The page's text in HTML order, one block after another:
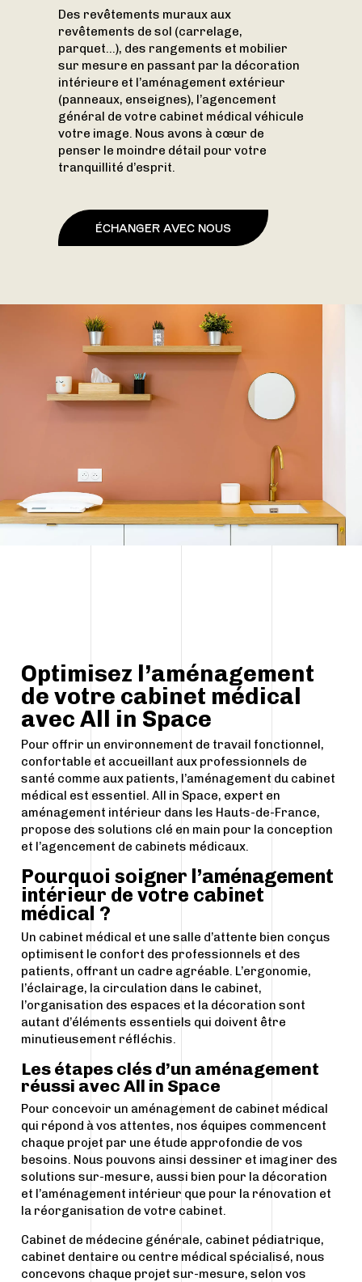
Des revêtements muraux aux
revêtements de sol (carrelage,
parquet…), des rangements et mobilier
sur mesure en passant par la décoration
intérieure et l’aménagement extérieur
(panneaux, enseignes), l’agencement
général de votre cabinet médical véhicule
votre image. Nous avons à cœur de
penser le moindre détail pour votre
tranquillité d’esprit.
ÉCHANGER AVEC NOUS
Optimisez l’aménagement
de votre cabinet médical
avec All in Space
Pour offrir un environnement de travail fonctionnel,
confortable et accueillant aux professionnels de
santé comme aux patients, l’aménagement du cabinet
médical est essentiel. All in Space, expert en
aménagement intérieur dans les Hauts-de-France,
propose des solutions clé en main pour la conception
et l’agencement de cabinets médicaux.
Pourquoi soigner l’aménagement
intérieur de votre cabinet
médical ?
Un cabinet médical et une salle d’attente bien conçus
optimisent le confort des professionnels et des
patients, offrant un cadre agréable. L’ergonomie,
l’éclairage, la circulation dans le cabinet,
l’organisation des espaces et la décoration sont
autant d’éléments essentiels qui doivent être
minutieusement réfléchis.
Les étapes clés d’un aménagement
réussi avec All in Space
Pour concevoir un aménagement de cabinet médical
qui répond à vos attentes, nos équipes commencent
chaque projet par une étude approfondie de vos
besoins. Nous pouvons ainsi dessiner et imaginer des
solutions sur-mesure, aussi bien pour la décoration
et l’aménagement intérieur que pour la rénovation et
la réorganisation de votre cabinet.
Cabinet de médecine générale, cabinet pédiatrique,
cabinet dentaire ou centre médical spécialisé, nous
concevons chaque projet sur-mesure, selon vos